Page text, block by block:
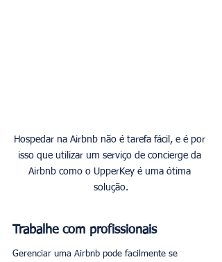
Hospedar na Airbnb não é tarefa fácil, e é por
isso que utilizar um serviço de concierge da
Airbnb como o UpperKey é uma ótima
solução.
Trabalhe com profissionais
Gerenciar uma Airbnb pode facilmente se